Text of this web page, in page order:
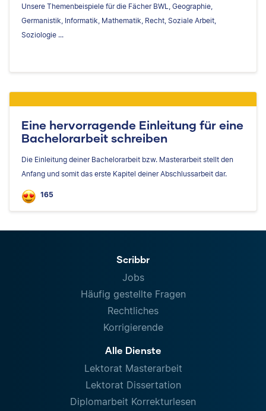
Unsere Themenbeispiele für die Fächer BWL, Geographie,
Germanistik, Informatik, Mathematik, Recht, Soziale Arbeit,
Soziologie ...
Eine hervorragende Einleitung für eine
Bachelorarbeit schreiben
Die Einleitung deiner Bachelorarbeit bzw. Masterarbeit stellt den
Anfang und somit das erste Kapitel deiner Abschlussarbeit dar.
165
Scribbr
Jobs
Häufig gestellte Fragen
Rechtliches
Korrigierende
Alle Dienste
Lektorat Masterarbeit
Lektorat Dissertation
Diplomarbeit Korrekturlesen